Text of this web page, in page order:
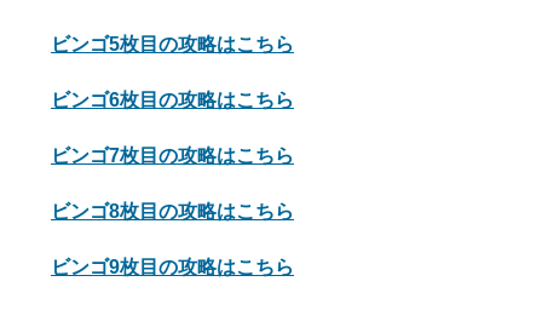
ビンゴ5枚目の攻略はこちら
ビンゴ6枚目の攻略はこちら
ビンゴ7枚目の攻略はこちら
ビンゴ8枚目の攻略はこちら
ビンゴ9枚目の攻略はこちら